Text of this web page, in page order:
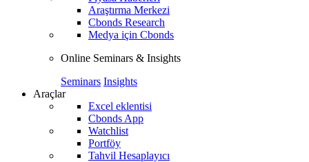
Araştırma Merkezi
Cbonds Research
Medya için Cbonds
Online Seminars & Insights
Seminars Insights
Araçlar
Excel eklentisi
Cbonds App
Watchlist
Portföy
Tahvil Hesaplayıcı